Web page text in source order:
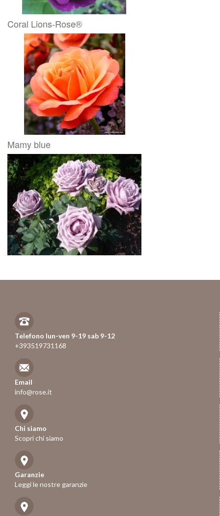
Coral Lions-Rose®
Mamy blue
Telefono lun-ven 9-19 sab 9-12
+393519731168
Email
info@rose.it
Chi siamo
Scopri chi siamo
Garanzie
Leggi le nostre garanzie